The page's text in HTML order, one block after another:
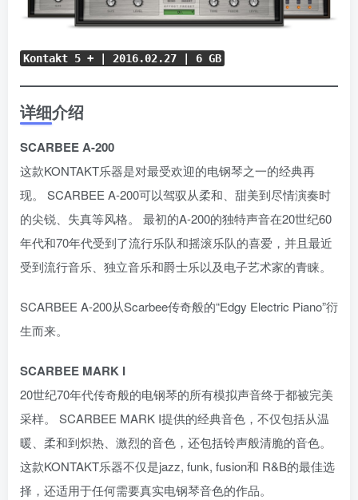
Kontakt 5 + | 2016.02.27 | 6 GB
详细介绍
SCARBEE A-200
这款KONTAKT乐器是对最受欢迎的电钢琴之一的经典再
现。 SCARBEE A-200可以驾驭从柔和、甜美到尽情演奏时
的尖锐、失真等风格。 最初的A-200的独特声音在20世纪60
年代和70年代受到了流行乐队和摇滚乐队的喜爱，并且最近
受到流行音乐、独立音乐和爵士乐以及电子艺术家的青睐。
SCARBEE A-200从Scarbee传奇般的“Edgy Electric Piano”衍
生而来。
SCARBEE MARK I
20世纪70年代传奇般的电钢琴的所有模拟声音终于都被完美
采样。 SCARBEE MARK I提供的经典音色，不仅包括从温
暖、柔和到炽热、激烈的音色，还包括铃声般清脆的音色。
这款KONTAKT乐器不仅是jazz, funk, fusion和 R&B的最佳选
择，还适用于任何需要真实电钢琴音色的作品。